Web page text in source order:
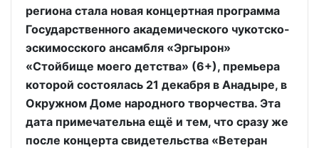
региона стала новая концертная программа
Государственного академического чукотско-
эскимосского ансамбля «Эргырон»
«Стойбище моего детства» (6+), премьера
которой состоялась 21 декабря в Анадыре, в
Окружном Доме народного творчества. Эта
дата примечательна ещё и тем, что сразу же
после концерта свидетельства «Ветеран